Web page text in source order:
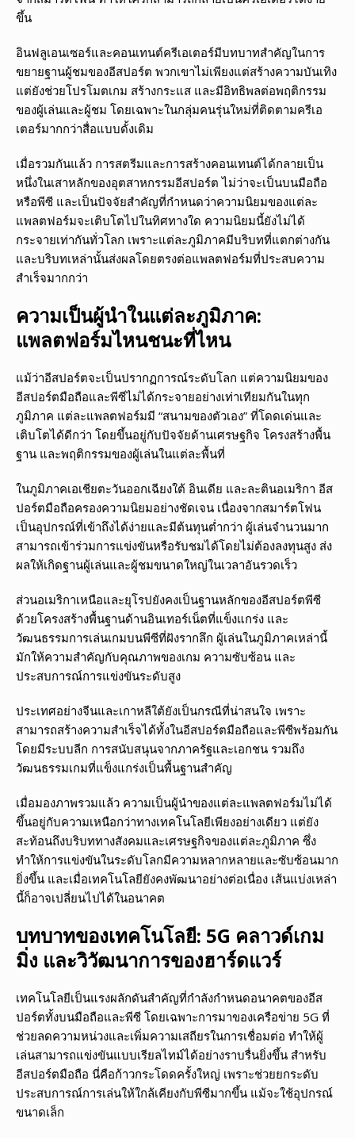
ขึ้น
อินฟลูเอนเซอร์และคอนเทนต์ครีเอเตอร์มีบทบาทสำคัญในการ
ขยายฐานผู้ชมของอีสปอร์ต พวกเขาไม่เพียงแต่สร้างความบันเทิง
แต่ยังช่วยโปรโมตเกม สร้างกระแส และมีอิทธิพลต่อพฤติกรรม
ของผู้เล่นและผู้ชม โดยเฉพาะในกลุ่มคนรุ่นใหม่ที่ติดตามครีเอ
เตอร์มากกว่าสื่อแบบดั้งเดิม
เมื่อรวมกันแล้ว การสตรีมและการสร้างคอนเทนต์ได้กลายเป็น
หนึ่งในเสาหลักของอุตสาหกรรมอีสปอร์ต ไม่ว่าจะเป็นบนมือถือ
หรือพีซี และเป็นปัจจัยสำคัญที่กำหนดว่าความนิยมของแต่ละ
แพลตฟอร์มจะเติบโตไปในทิศทางใด ความนิยมนี้ยังไม่ได้
กระจายเท่ากันทั่วโลก เพราะแต่ละภูมิภาคมีบริบทที่แตกต่างกัน
และบริบทเหล่านั้นส่งผลโดยตรงต่อแพลตฟอร์มที่ประสบความ
สำเร็จมากกว่า
ความเป็นผู้นำในแต่ละภูมิภาค:
แพลตฟอร์มไหนชนะที่ไหน
แม้ว่าอีสปอร์ตจะเป็นปรากฏการณ์ระดับโลก แต่ความนิยมของ
อีสปอร์ตมือถือและพีซีไม่ได้กระจายอย่างเท่าเทียมกันในทุก
ภูมิภาค แต่ละแพลตฟอร์มมี “สนามของตัวเอง” ที่โดดเด่นและ
เติบโตได้ดีกว่า โดยขึ้นอยู่กับปัจจัยด้านเศรษฐกิจ โครงสร้างพื้น
ฐาน และพฤติกรรมของผู้เล่นในแต่ละพื้นที่
ในภูมิภาคเอเชียตะวันออกเฉียงใต้ อินเดีย และละตินอเมริกา อีส
ปอร์ตมือถือครองความนิยมอย่างชัดเจน เนื่องจากสมาร์ตโฟน
เป็นอุปกรณ์ที่เข้าถึงได้ง่ายและมีต้นทุนต่ำกว่า ผู้เล่นจำนวนมาก
สามารถเข้าร่วมการแข่งขันหรือรับชมได้โดยไม่ต้องลงทุนสูง ส่ง
ผลให้เกิดฐานผู้เล่นและผู้ชมขนาดใหญ่ในเวลาอันรวดเร็ว
ส่วนอเมริกาเหนือและยุโรปยังคงเป็นฐานหลักของอีสปอร์ตพีซี
ด้วยโครงสร้างพื้นฐานด้านอินเทอร์เน็ตที่แข็งแกร่ง และ
วัฒนธรรมการเล่นเกมบนพีซีที่ฝังรากลึก ผู้เล่นในภูมิภาคเหล่านี้
มักให้ความสำคัญกับคุณภาพของเกม ความซับซ้อน และ
ประสบการณ์การแข่งขันระดับสูง
ประเทศอย่างจีนและเกาหลีใต้ยังเป็นกรณีที่น่าสนใจ เพราะ
สามารถสร้างความสำเร็จได้ทั้งในอีสปอร์ตมือถือและพีซีพร้อมกัน
โดยมีระบบลีก การสนับสนุนจากภาครัฐและเอกชน รวมถึง
วัฒนธรรมเกมที่แข็งแกร่งเป็นพื้นฐานสำคัญ
เมื่อมองภาพรวมแล้ว ความเป็นผู้นำของแต่ละแพลตฟอร์มไม่ได้
ขึ้นอยู่กับความเหนือกว่าทางเทคโนโลยีเพียงอย่างเดียว แต่ยัง
สะท้อนถึงบริบททางสังคมและเศรษฐกิจของแต่ละภูมิภาค ซึ่ง
ทำให้การแข่งขันในระดับโลกมีความหลากหลายและซับซ้อนมาก
ยิ่งขึ้น และเมื่อเทคโนโลยียังคงพัฒนาอย่างต่อเนื่อง เส้นแบ่งเหล่า
นี้ก็อาจเปลี่ยนไปได้ในอนาคต
บทบาทของเทคโนโลยี: 5G คลาวด์เกม
มิ่ง และวิวัฒนาการของฮาร์ดแวร์
เทคโนโลยีเป็นแรงผลักดันสำคัญที่กำลังกำหนดอนาคตของอีส
ปอร์ตทั้งบนมือถือและพีซี โดยเฉพาะการมาของเครือข่าย 5G ที่
ช่วยลดความหน่วงและเพิ่มความเสถียรในการเชื่อมต่อ ทำให้ผู้
เล่นสามารถแข่งขันแบบเรียลไทม์ได้อย่างราบรื่นยิ่งขึ้น สำหรับ
อีสปอร์ตมือถือ นี่คือก้าวกระโดดครั้งใหญ่ เพราะช่วยยกระดับ
ประสบการณ์การเล่นให้ใกล้เคียงกับพีซีมากขึ้น แม้จะใช้อุปกรณ์
ขนาดเล็ก